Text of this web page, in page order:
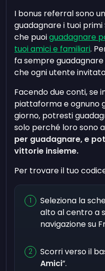
I bonus referral sono
guadagnare i tuoi
che puoiguadagnare
tuoi amici e familiari.
fa sempre
che ogni utente
Facendo due conti, se
piattaforma e ognuno
giorno, potresti
solo perché loro sono
per guadagnare, e
vittorie insieme.
Per trovare il tuo
Seleziona la
alto al centro a
navigazione su
Scorri verso il
Amici”.